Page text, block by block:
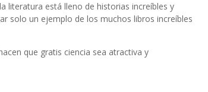
literatura está lleno de historias increíbles y
solo un ejemplo de los muchos libros increíbles
que gratis ciencia sea atractiva y